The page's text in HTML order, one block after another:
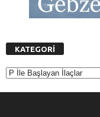
KATEGORİ
K